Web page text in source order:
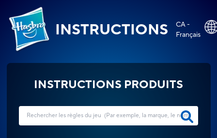
INSTRUCTIONS
CA -
Français
INSTRUCTIONS PRODUITS